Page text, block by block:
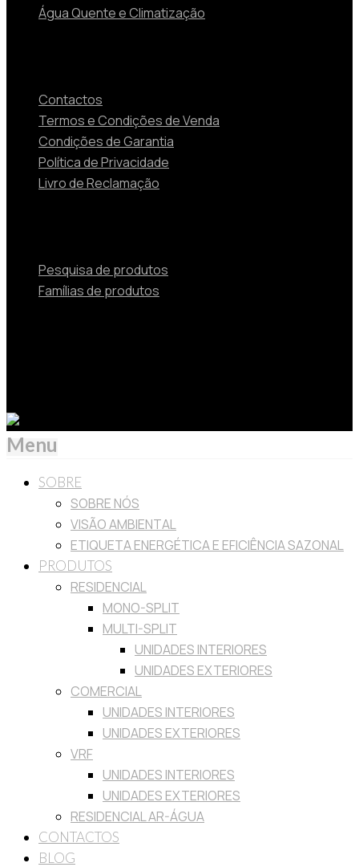
Água Quente e Climatização
Contactos
Termos e Condições de Venda
Condições de Garantia
Política de Privacidade
Livro de Reclamação
Pesquisa de produtos
Famílias de produtos
Menu
SOBRE
SOBRE NÓS
VISÃO AMBIENTAL
ETIQUETA ENERGÉTICA E EFICIÊNCIA SAZONAL
PRODUTOS
RESIDENCIAL
MONO-SPLIT
MULTI-SPLIT
UNIDADES INTERIORES
UNIDADES EXTERIORES
COMERCIAL
UNIDADES INTERIORES
UNIDADES EXTERIORES
VRF
UNIDADES INTERIORES
UNIDADES EXTERIORES
RESIDENCIAL AR-ÁGUA
CONTACTOS
BLOG